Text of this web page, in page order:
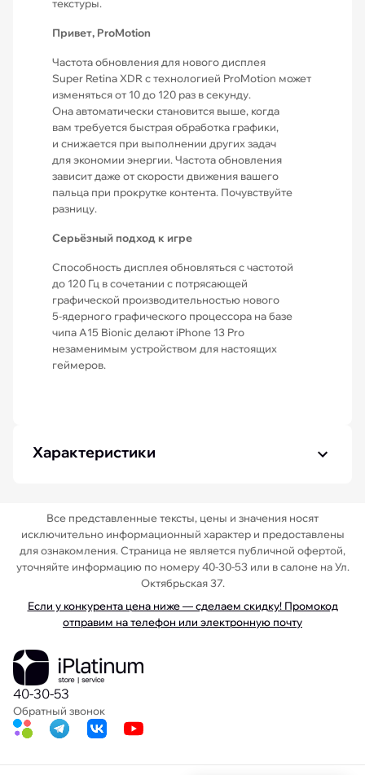
текстуры.
Привет, ProMotion
Частота обновления для нового дисплея
Super Retina XDR с технологией ProMotion может
изменяться от 10 до 120 раз в секунду.
Она автоматически становится выше, когда
вам требуется быстрая обработка графики,
и снижается при выполнении других задач
для экономии энергии. Частота обновления
зависит даже от скорости движения вашего
пальца при прокрутке контента. Почувствуйте
разницу.
Серьёзный подход к игре
Способность дисплея обновляться с частотой
до 120 Гц в сочетании с потрясающей
графической производительностью нового
5‑ядерного графического процессора на базе
чипа A15 Bionic делают iPhone 13 Pro
незаменимым устройством для настоящих
геймеров.
Характеристики
Все представленные тексты, цены и значения носят
исключительно информационный характер и предоставлены
для ознакомления. Страница не является публичной офертой,
уточняйте информацию по номеру 40-30-53 или в салоне на Ул.
Октябрьская 37.
Если у конкурента цена ниже — сделаем скидку! Промокод
отправим на телефон или электронную почту
40-30-53
Обратный звонок